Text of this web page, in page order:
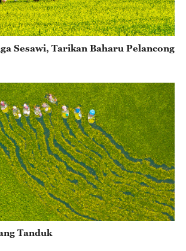
Sesawi, Tarikan Baharu Pelancong
Tanduk